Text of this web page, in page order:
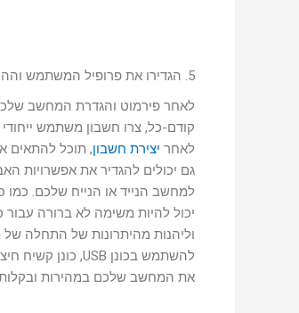
5. הגדירו את פרופיל המשתמש וההעדפות שלכם
לאחר פירמוט והגדרת המחשב
קודם-כל, צרו חשבון משתמש
לאחר יצירת חשבון, תוכל להתאים
גם יכולים להגדיר את אפשרויות
למחשב הנייד או הנייח שלכם.
יכול להיות משימה לא ברורה
את המחשב שלכם במהירות ובקלות.